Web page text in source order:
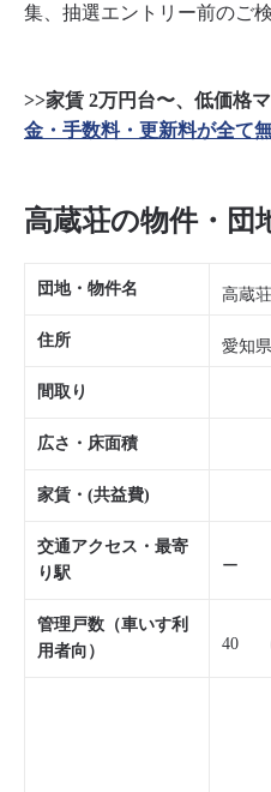
集、抽選エントリー前のご
>>家賃 2万円台〜、低価格
金・手数料・更新料が全て無
高蔵荘の物件・団
団地・物件名 高蔵荘
住所 愛知
間取り
広さ・床面積
家賃・(共益費)
交通アクセス・最寄
り駅
ー
管理戸数（車いす利
用者向）
40 （